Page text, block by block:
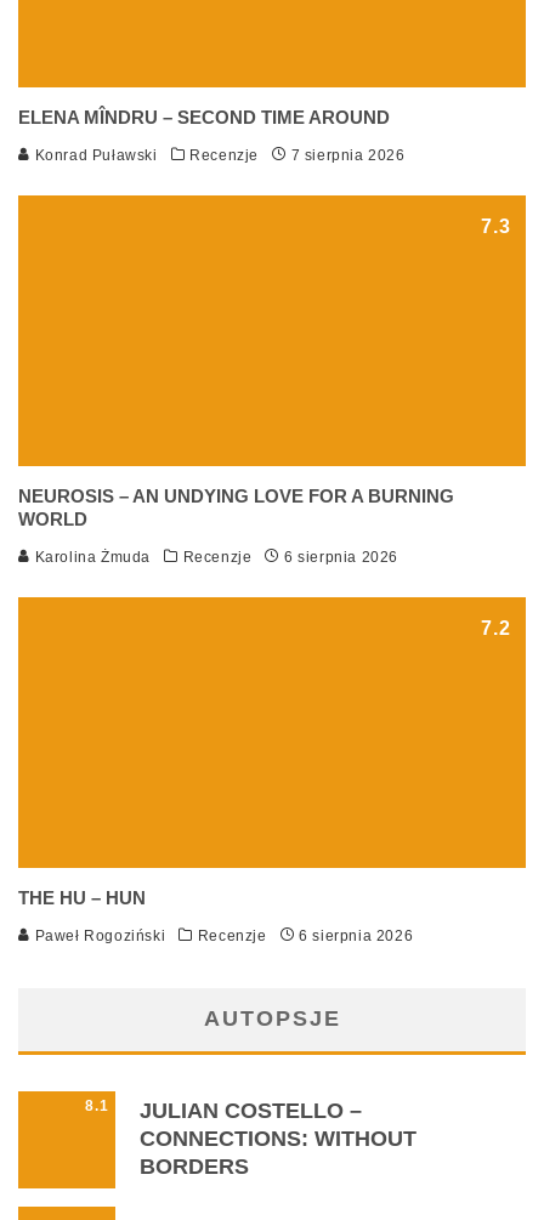
ELENA MÎNDRU – SECOND TIME AROUND
Konrad Puławski Recenzje 7 sierpnia 2026
7.3
NEUROSIS – AN UNDYING LOVE FOR A BURNING
WORLD
Karolina Żmuda Recenzje 6 sierpnia 2026
7.2
THE HU – HUN
Paweł Rogoziński Recenzje 6 sierpnia 2026
AUTOPSJE
8.1
JULIAN COSTELLO –
CONNECTIONS: WITHOUT
BORDERS